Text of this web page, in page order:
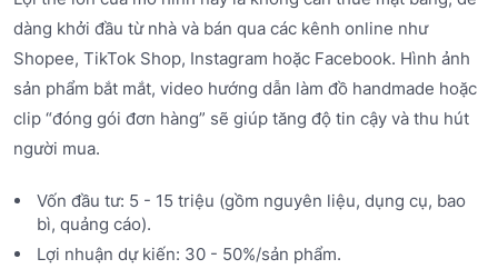
dàng khởi đầu từ nhà và bán qua các kênh online như
Shopee, TikTok Shop, Instagram hoặc Facebook. Hình ảnh
sản phẩm bắt mắt, video hướng dẫn làm đồ handmade hoặc
clip “đóng gói đơn hàng” sẽ giúp tăng độ tin cậy và thu hút
người mua.
Vốn đầu tư: 5 - 15 triệu (gồm nguyên liệu, dụng cụ, bao
bì, quảng cáo).
Lợi nhuận dự kiến: 30 - 50%/sản phẩm.